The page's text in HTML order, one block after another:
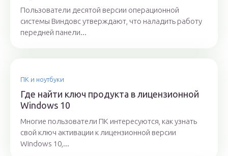
Пользователи десятой версии операционной
системы Виндовс утверждают, что наладить работу
передней панели...
ПК и ноутбуки
Где найти ключ продукта в лицензионной
Windows 10
Многие пользователи ПК интересуются, как узнать
свой ключ активации к лицензионной версии
Windows 10,...